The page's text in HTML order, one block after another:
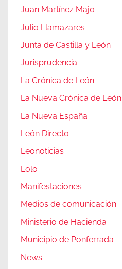
Juan Martínez Majo
Julio Llamazares
Junta de Castilla y León
Jurisprudencia
La Crónica de León
La Nueva Crónica de León
La Nueva España
León Directo
Leonoticias
Lolo
Manifestaciones
Medios de comunicación
Ministerio de Hacienda
Municipio de Ponferrada
News